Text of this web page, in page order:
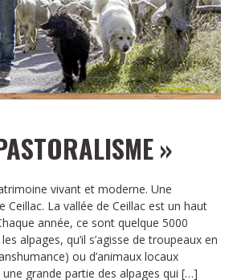
»
vivant et moderne. Une
Ceillac. La vallée de Ceillac est un haut
année, ce sont quelque 5000
alpages, qu’il s’agisse de troupeaux en
ou d’animaux locaux
grande partie des alpages qui […]